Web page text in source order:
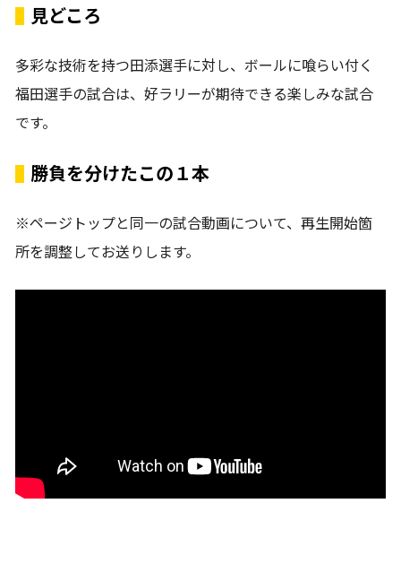
見どころ
多彩な技術を持つ田添選手に対し、ボールに喰らい付く
福田選手の試合は、好ラリーが期待できる楽しみな試合
です。
勝負を分けたこの１本
※ページトップと同一の試合動画について、再生開始箇
所を調整してお送りします。